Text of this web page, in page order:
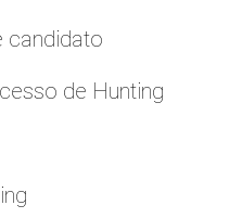
candidato
de Hunting